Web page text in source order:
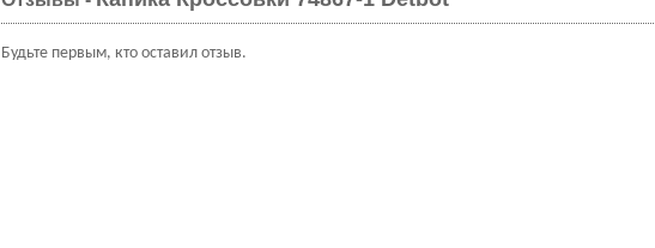
Будьте первым, кто оставил отзыв.